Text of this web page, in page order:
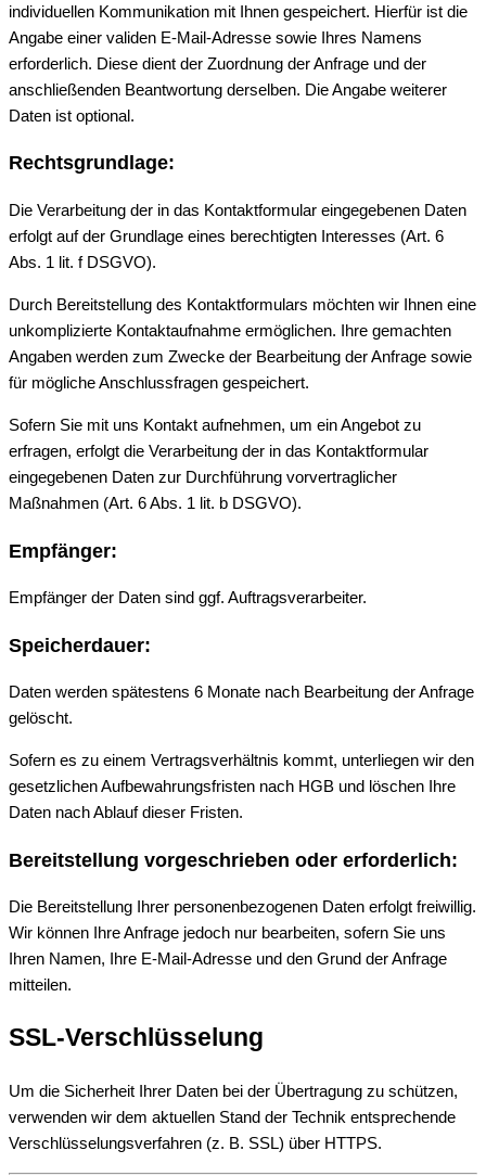
individuellen Kommunikation mit Ihnen gespeichert. Hierfür ist die
Angabe einer validen E-Mail-Adresse sowie Ihres Namens
erforderlich. Diese dient der Zuordnung der Anfrage und der
anschließenden Beantwortung derselben. Die Angabe weiterer
Daten ist optional.
Rechtsgrundlage:
Die Verarbeitung der in das Kontaktformular eingegebenen Daten
erfolgt auf der Grundlage eines berechtigten Interesses (Art. 6
Abs. 1 lit. f DSGVO).
Durch Bereitstellung des Kontaktformulars möchten wir Ihnen eine
unkomplizierte Kontaktaufnahme ermöglichen. Ihre gemachten
Angaben werden zum Zwecke der Bearbeitung der Anfrage sowie
für mögliche Anschlussfragen gespeichert.
Sofern Sie mit uns Kontakt aufnehmen, um ein Angebot zu
erfragen, erfolgt die Verarbeitung der in das Kontaktformular
eingegebenen Daten zur Durchführung vorvertraglicher
Maßnahmen (Art. 6 Abs. 1 lit. b DSGVO).
Empfänger:
Empfänger der Daten sind ggf. Auftragsverarbeiter.
Speicherdauer:
Daten werden spätestens 6 Monate nach Bearbeitung der Anfrage
gelöscht.
Sofern es zu einem Vertragsverhältnis kommt, unterliegen wir den
gesetzlichen Aufbewahrungsfristen nach HGB und löschen Ihre
Daten nach Ablauf dieser Fristen.
Bereitstellung vorgeschrieben oder erforderlich:
Die Bereitstellung Ihrer personenbezogenen Daten erfolgt freiwillig.
Wir können Ihre Anfrage jedoch nur bearbeiten, sofern Sie uns
Ihren Namen, Ihre E-Mail-Adresse und den Grund der Anfrage
mitteilen.
SSL-Verschlüsselung
Um die Sicherheit Ihrer Daten bei der Übertragung zu schützen,
verwenden wir dem aktuellen Stand der Technik entsprechende
Verschlüsselungsverfahren (z. B. SSL) über HTTPS.